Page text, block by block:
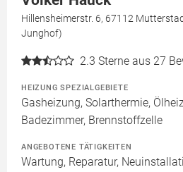
Hillensheimerstr. 6, 67112
Junghof)
2.3 Sterne aus 27
HEIZUNG SPEZIALGEBIETE
Gasheizung, Solarthermie,
Badezimmer, Brennstoffzelle
ANGEBOTENE TÄTIGKEITEN
Wartung, Reparatur,